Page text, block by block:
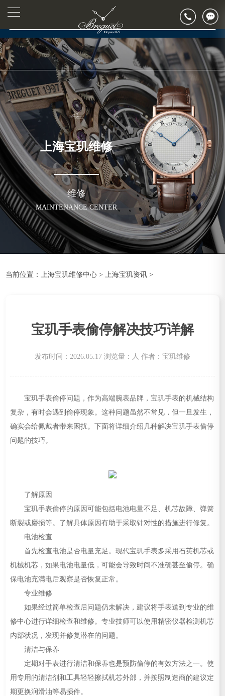
▲
▼
2026年7月宝玑上海市售后服务网络优化升级公告
2026年7月上海市宝玑官方售后客户服务热线：400-886-1507
2026年7月宝玑售后服务中心最新网点地址：
上海市徐汇区虹桥路3号港汇中心写字楼2座37层3705室（需提前预约）
节假日正常营业！
上海宝玑维修
维修
MAINTENANCE CENTER
当前位置： 上海宝玑维修中心 > 上海宝玑资讯 >
宝玑手表偷停解决技巧详解
发布时间：2026.05.17 浏览量： 人 作者：宝玑维修
宝玑手表偷停问题，作为高端腕表品牌，宝玑手表的机械结构
复杂，有时会遇到偷停现象。这种问题虽然不常见，但一旦发生，
确实会给佩戴者带来困扰。下面将详细介绍几种解决宝玑手表偷停
问题的技巧。
了解原因
宝玑手表偷停的原因可能包括电池电量不足、机芯故障、弹簧
断裂或磨损等。了解具体原因有助于采取针对性的措施进行修复。
电池检查
首先检查电池是否电量充足。现代宝玑手表多采用石英机芯或
机械机芯，如果电池电量低，可能会导致时间不准确甚至偷停。确
保电池充满电后观察是否恢复正常。
专业维修
如果经过简单检查后问题仍未解决，建议将手表送到专业的维
修中心进行详细检查和维修。专业技师可以使用精密仪器检测机芯
内部状况，发现并修复潜在的问题。
清洁与保养
定期对手表进行清洁和保养也是预防偷停的有效方法之一。使
用专用的清洁剂和工具轻轻擦拭机芯外部，并按照制造商的建议定
期更换润滑油等易损件。